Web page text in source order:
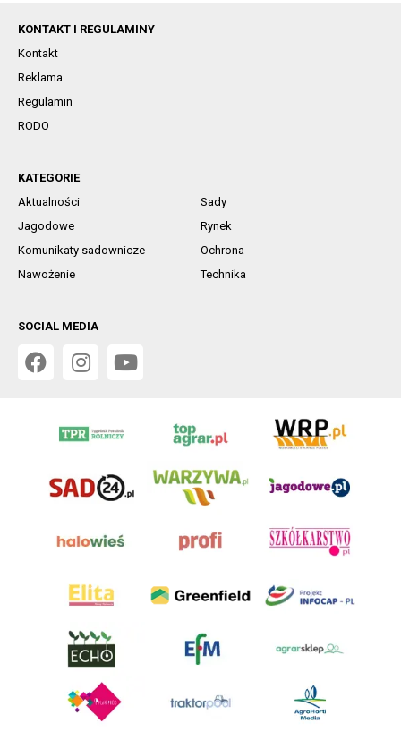
KONTAKT I REGULAMINY
Kontakt
Reklama
Regulamin
RODO
KATEGORIE
Aktualności
Sady
Jagodowe
Rynek
Komunikaty sadownicze
Ochrona
Nawożenie
Technika
SOCIAL MEDIA